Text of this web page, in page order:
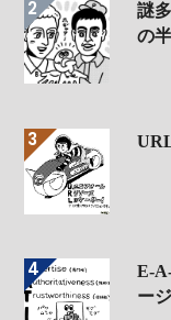
謎
の
E-
ー